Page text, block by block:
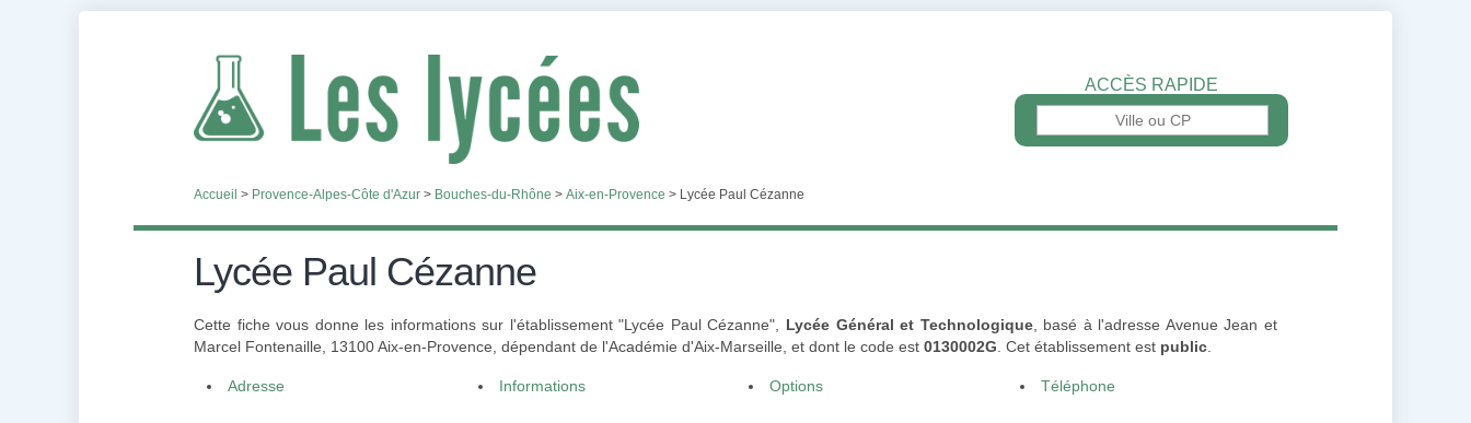
ACCÈS RAPIDE
Accueil > Provence-Alpes-Côte d'Azur > Bouches-du-Rhône > Aix-en-Provence > Lycée Paul Cézanne
Lycée Paul Cézanne
Cette fiche vous donne les informations sur l'établissement "Lycée Paul Cézanne", Lycée Général et Technologique, basé à l'adresse Avenue Jean et
Marcel Fontenaille, 13100 Aix-en-Provence, dépendant de l'Académie d'Aix-Marseille, et dont le code est 0130002G . Cet établissement est public
Adresse Informations Options Téléphone